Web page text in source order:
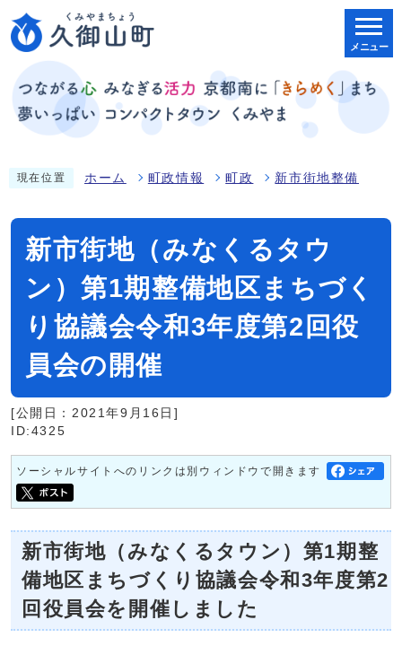
メニュー
現在位置 ホーム 町政情報 町政 新市街地整備
新市街地（みなくるタウ
ン）第1期整備地区まちづく
り協議会令和3年度第2回役
員会の開催
[公開日：2021年9月16日]
ID:4325
ソーシャルサイトへのリンクは別ウィンドウで開きます
新市街地（みなくるタウン）第1期整
備地区まちづくり協議会令和3年度第2
回役員会を開催しました